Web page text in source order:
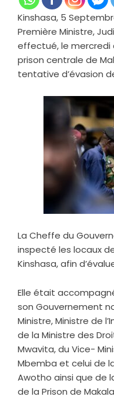
Kinshasa, 5
Première Ministre,
effectué, le mercredi
prison centrale de
tentative d’évasion
La Cheffe du
inspecté les locaux
Kinshasa, afin
Elle était
son Gouvernement
Ministre, Ministre de
de la Ministre des
Mwavita, du Vice-
Mbemba et celui de
Awotho ainsi que de
de la Prison de